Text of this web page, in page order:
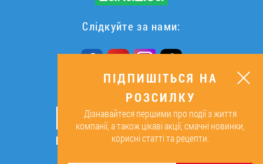
Слідкуйте за нами:
ПІДПИШІТЬСЯ НА РОЗСИЛКУ
ОК
Підписуючись, я даю згоду на
ПІДПИШІТЬСЯ НА
РОЗСИЛКУ
Дізнавайтеся першими про події з життя
компанії, а також цікаві акції, смачні новинки,
корисні статті та рецепти.